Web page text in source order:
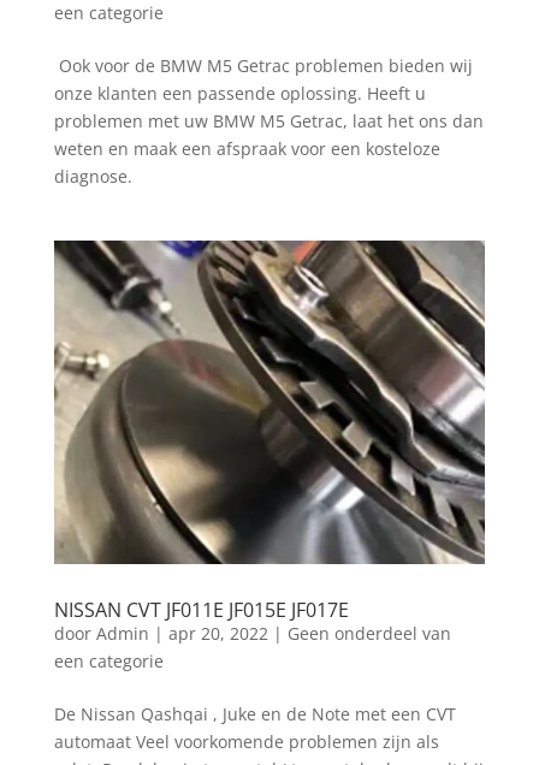
een categorie
Ook voor de BMW M5 Getrac problemen bieden wij
onze klanten een passende oplossing. Heeft u
problemen met uw BMW M5 Getrac, laat het ons dan
weten en maak een afspraak voor een kosteloze
diagnose.
NISSAN CVT JF011E JF015E JF017E
door Admin | apr 20, 2022| Geen onderdeel van
een categorie
De Nissan Qashqai , Juke en de Note met een CVT
automaat Veel voorkomende problemen zijn als